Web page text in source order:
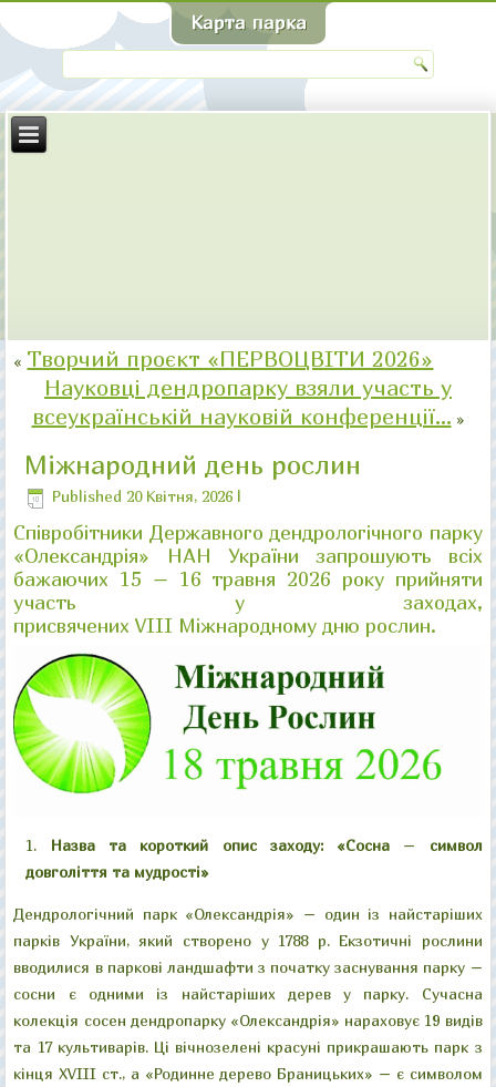
"Велика галявина"
"Китайський місток"
"Колонада "Луна"
"Руїни"
« Творчий проєкт «ПЕРВОЦВІТИ 2026»
Науковці дендропарку взяли участь у
всеукраїнській науковій конференції… »
Міжнародний день рослин
Published 20 Квітня, 2026 |
Співробітники Державного дендрологічного парку
«Олександрія» НАН України запрошують всіх
бажаючих 15 – 16 травня 2026 року прийняти
участь у заходах,
присвяченихVIII Міжнародному дню рослин.
Назва та короткий опис заходу: «Сосна – символ
довголіття та мудрості»
Дендрологічний парк «Олександрія» – один із найстаріших
парків України, який створено у 1788 р. Екзотичні рослини
вводилися в паркові ландшафти з початку заснування парку –
сосни є одними із найстаріших дерев у парку. Сучасна
колекція сосен дендропарку «Олександрія» нараховує 19 видів
та 17 культиварів. Ці вічнозелені красуні прикрашають парк з
кінця XVIII ст., а «Родинне дерево Браницьких» – є символом